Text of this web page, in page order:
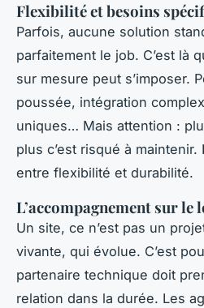
Flexibilité et besoins
Parfois, aucune solution
parfaitement le job. C’est là
sur mesure peut s’imposer.
poussée, intégration
uniques… Mais attention :
plus c’est risqué à
entre flexibilité et durabilité.
L’accompagnement sur le
Un site, ce n’est pas un
vivante, qui évolue. C’est
partenaire technique doit
relation dans la durée. Les